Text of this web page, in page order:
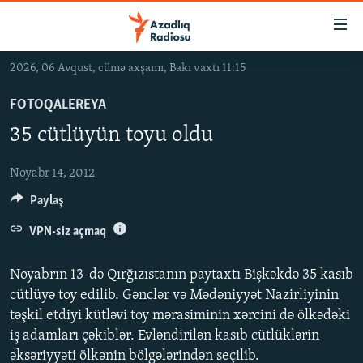
Əsas
qayıt
Əsas
naviqasiyaya
qayıt
keç
#İZAHLA
KORRUPSIOMETR
#ƏSLINDƏ
FƏRQƏ BAX
QANUNI DOĞRU
MULTIMEDIA
VIDEO
FOTOQALEREYA
RADIO ARXIV
OXU ZALI
HAQQIMIZDA
2026, 06 Avqust, cümə axşamı, Bakı vaxtı 11:15
FOTOQALEREYA
35 cütlüyün toyu oldu
Noyabr 14, 2012
Noyabrın 13-də Qırğızıstanın paytaxtı Bişkəkdə 35 kasıb
cütlüyə toy edilib. Gənclər və Mədəniyyət Nazirliyinin
təşkil etdiyi kütləvi toy mərasiminin xərcini də ölkədəki
iş adamları çəkiblər. Evləndirilən kasıb cütlüklərin
əksəriyyəti ölkənin bölgələrindən seçilib.
Paylaş
VPN-siz açmaq